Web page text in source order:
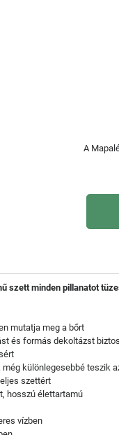
A
szett minden pillanatot
mutatja meg a bőrt
és formás dekoltázst
különlegesebbé teszik
szettért
hosszú élettartamú
vízben